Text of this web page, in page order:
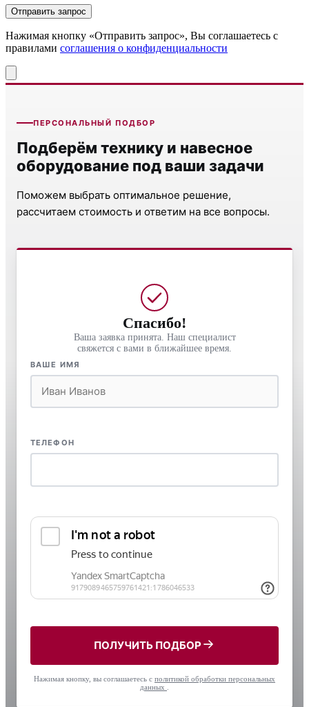
Нажимая кнопку «Отправить запрос», Вы соглашаетесь c
правилами соглашения о конфиденциальности
ПЕРСОНАЛЬНЫЙ ПОДБОР
Подберём технику и навесное
оборудование под ваши задачи
Поможем выбрать оптимальное решение,
рассчитаем стоимость и ответим на все вопросы.
Спасибо!
Ваша заявка принята. Наш специалист
свяжется с вами в ближайшее время.
ВАШЕ ИМЯ
ТЕЛЕФОН
ПОЛУЧИТЬ ПОДБОР
Нажимая кнопку, вы соглашаетесь с политикой обработки персональных
данных